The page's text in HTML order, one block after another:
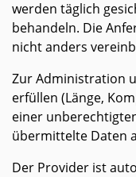
werden täglich
behandeln. Die
nicht anders
Zur Administration
erfüllen (Länge,
einer
übermittelte Daten
Der Provider ist